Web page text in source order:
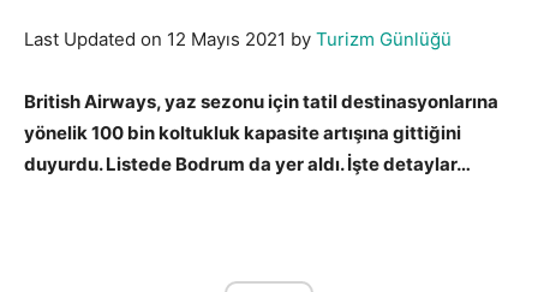
Last Updated on 12 Mayıs 2021 by Turizm Günlüğü
British Airways, yaz sezonu için tatil destinasyonlarına
yönelik 100 bin koltukluk kapasite artışına gittiğini
duyurdu. Listede Bodrum da yer aldı. İşte detaylar…